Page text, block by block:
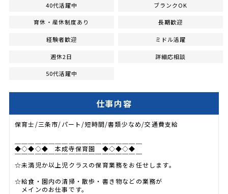
40代活躍中 ブランクOK
育休・産休制度あり 長期歓迎
経験者歓迎 ミドル活躍
週休2日 詳細応相談
50代活躍中
仕事内容
保育士/三条市/パート/短時間/書類少なめ/交通費支給
◆◇◆◇◆ 本成寺保育園 ◆◇◆◇◆
￣￣￣￣￣￣￣￣￣￣￣￣￣￣￣￣￣￣￣
☆未満児か以上児クラスの保育業務をお任せします。
☆給食・園内の清掃・散歩・書き物などの業務が
メインのお仕事です。